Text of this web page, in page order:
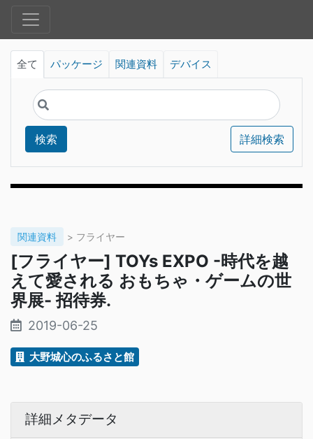
全て パッケージ 関連資料 デバイス
検索 詳細検索
関連資料 > フライヤー
[フライヤー] TOYs EXPO -時代を越
えて愛される おもちゃ・ゲームの世
界展- 招待券.
2019-06-25
大野城心のふるさと館
詳細メタデータ